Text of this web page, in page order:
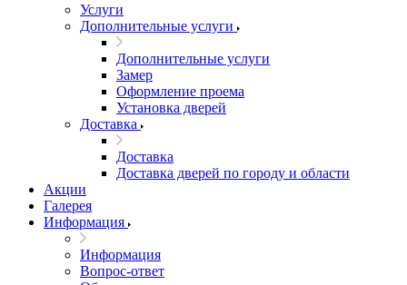
Услуги
Дополнительные услуги
Дополнительные услуги
Замер
Оформление проема
Установка дверей
Доставка
Доставка
Доставка дверей по городу и области
Акции
Галерея
Информация
Информация
Вопрос-ответ